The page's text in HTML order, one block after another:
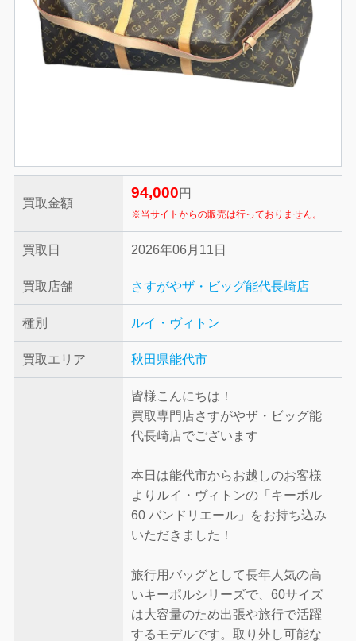
買取金額
94,000 円
※当サイトからの販売は行っておりません。
買取日 2026年06月11日
買取店舗 さすがやザ・ビッグ能代長崎店
種別 ルイ・ヴィトン
買取エリア 秋田県能代市
皆様こんにちは！
買取専門店さすがやザ・ビッグ能
代長崎店でございます
本日は能代市からお越しのお客様
よりルイ・ヴィトンの「キーポル
60 バンドリエール」をお持ち込み
いただきました！
旅行用バッグとして長年人気の高
いキーポルシリーズで、60サイズ
は大容量のため出張や旅行で活躍
するモデルです。取り外し可能な